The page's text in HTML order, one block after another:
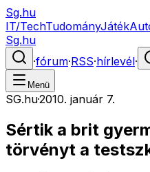
Sg.hu
IT/TechTudományJáték
Sg.hu
·fórum·RSS·hírlevél·
Menü
SG.hu·2010. január 7.
Sértik a brit
törvényt a